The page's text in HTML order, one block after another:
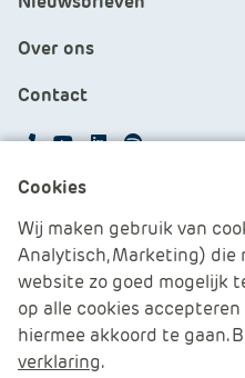
Over ons
Contact
Cookies beheren
Cookie verklaring
Algemene voorwaarden
Disclaimer & Privacy
Cookies
Wij maken gebruik van
Analytisch, Marketing) die
website zo goed mogelijk
op alle cookies
hiermee akkoord te gaan.
verklaring.